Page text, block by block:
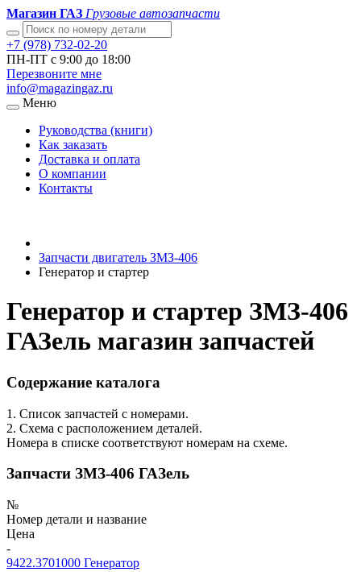
Магазин ГАЗ Грузовые автозапчасти
+7 (978) 732-02-20
ПН-ПТ с 9:00 до 18:00
Перезвоните мне
info@magazingaz.ru
Меню
Руководства (книги)
Как заказать
Доставка и оплата
О компании
Контакты
Запчасти двигатель ЗМЗ-406
Генератор и стартер
Генератор и стартер ЗМЗ-406
ГАЗель магазин запчастей
Содержание каталога
1. Список запчастей с номерами.
2. Схема с расположением деталей.
Номера в списке соответствуют номерам на схеме.
Запчасти ЗМЗ-406 ГАЗель
№
Номер детали и название
Цена
-
9422.3701000 Генератор